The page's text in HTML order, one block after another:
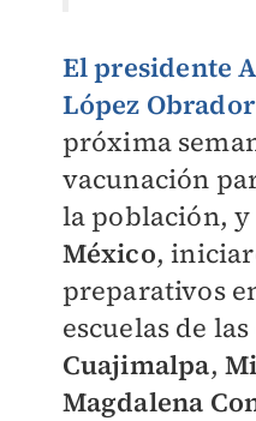
El presidente
López Obrador
próxima
vacunación
la población, y
México,
preparativos
escuelas de
Cuajimalpa,
Magdalena